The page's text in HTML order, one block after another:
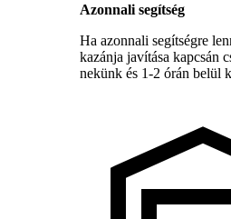
Azonnali segítség
Ha azonnali segítségre
kazánja javítása kapcsán
nekünk és 1-2 órán belül